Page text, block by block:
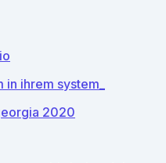
in ihrem system_
2020